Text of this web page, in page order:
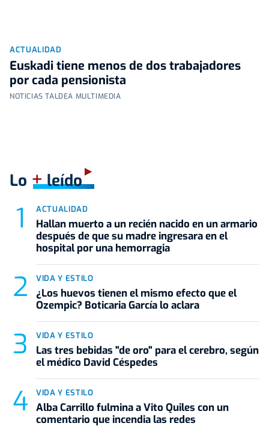
ACTUALIDAD
Euskadi tiene menos de dos trabajadores
por cada pensionista
NOTICIAS TALDEA MULTIMEDIA
Lo +leído
ACTUALIDAD
Hallan muerto a un recién nacido en un armario
después de que su madre ingresara en el
hospital por una hemorragia
VIDA Y ESTILO
¿Los huevos tienen el mismo efecto que el
Ozempic? Boticaria García lo aclara
VIDA Y ESTILO
Las tres bebidas "de oro" para el cerebro, según
el médico David Céspedes
VIDA Y ESTILO
Alba Carrillo fulmina a Vito Quiles con un
comentario que incendia las redes